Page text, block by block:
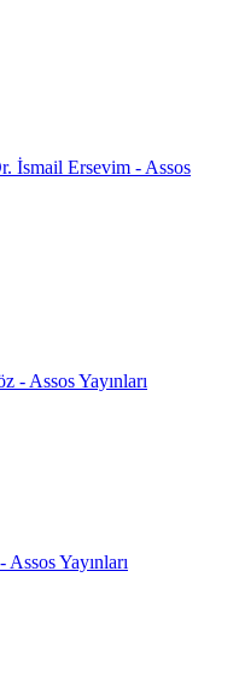
İsmail Ersevim - Assos
Yayınları